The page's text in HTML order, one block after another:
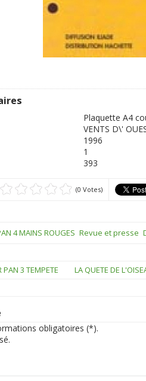
Plaquette A4
VENTS D\'
1996
1
393
(0 Votes)
4 MAINS ROUGES Revue et presse
PAN 3 TEMPETE LA QUETE DE
obligatoires (*).